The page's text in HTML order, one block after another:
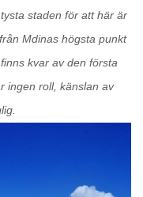
staden för att här är
Mdinas högsta punkt
kvar av den första
ingen roll, känslan av